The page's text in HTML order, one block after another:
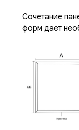
Сочетание
форм дает